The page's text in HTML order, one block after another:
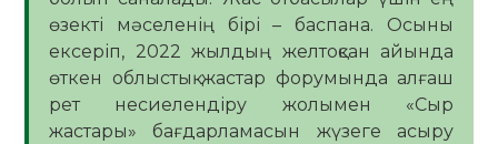
өзекті мәселенің бірі – баспана. Осыны
ексеріп, 2022 жылдың желтоқсан айында
өткен облыстық жастар форумында алғаш
рет несиелендіру жолымен «Сыр
жастары» бағдарламасын жүзеге асыру